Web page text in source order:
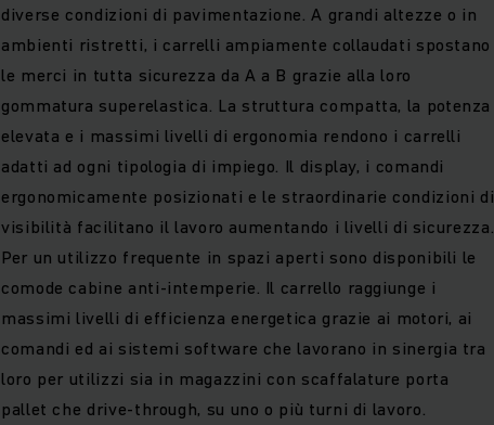
diverse condizioni di pavimentazione. A grandi altezze o in
ambienti ristretti, i carrelli ampiamente collaudati spostano
le merci in tutta sicurezza da A a B grazie alla loro
gommatura superelastica. La struttura compatta, la potenza
elevata e i massimi livelli di ergonomia rendono i carrelli
adatti ad ogni tipologia di impiego. Il display, i comandi
ergonomicamente posizionati e le straordinarie condizioni di
visibilità facilitano il lavoro aumentando i livelli di sicurezza.
Per un utilizzo frequente in spazi aperti sono disponibili le
comode cabine anti-intemperie. Il carrello raggiunge i
massimi livelli di efficienza energetica grazie ai motori, ai
comandi ed ai sistemi software che lavorano in sinergia tra
loro per utilizzi sia in magazzini con scaffalature porta
pallet che drive-through, su uno o più turni di lavoro.